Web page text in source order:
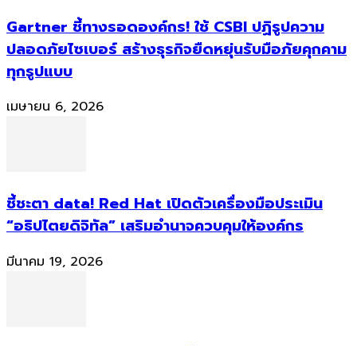
Gartner ชี้ทางรอดองค์กร! ใช้ CSBI ปฏิรูปความ
ปลอดภัยไซเบอร์ สร้างธุรกิจยืดหยุ่นรับมือภัยคุกคาม
ทุกรูปแบบ
เมษายน 6, 2026
ชี้ชะตา data! Red Hat เปิดตัวเครื่องมือประเมิน
“อธิปไตยดิจิทัล” เสริมอำนาจควบคุมให้องค์กร
มีนาคม 19, 2026